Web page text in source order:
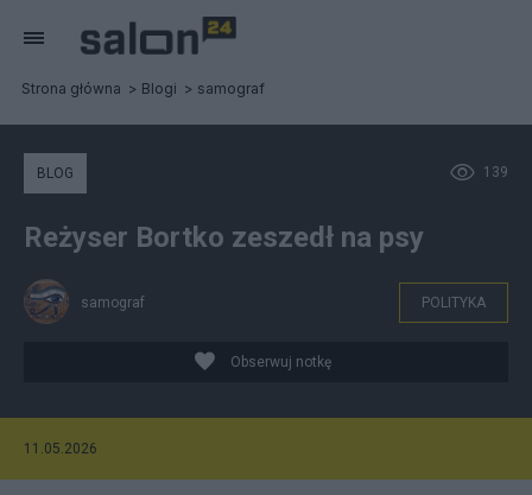
Strona główna Blogi samograf
139
BLOG
Reżyser Bortko zeszedł na psy
samograf POLITYKA
Obserwuj notkę
11.05.2026